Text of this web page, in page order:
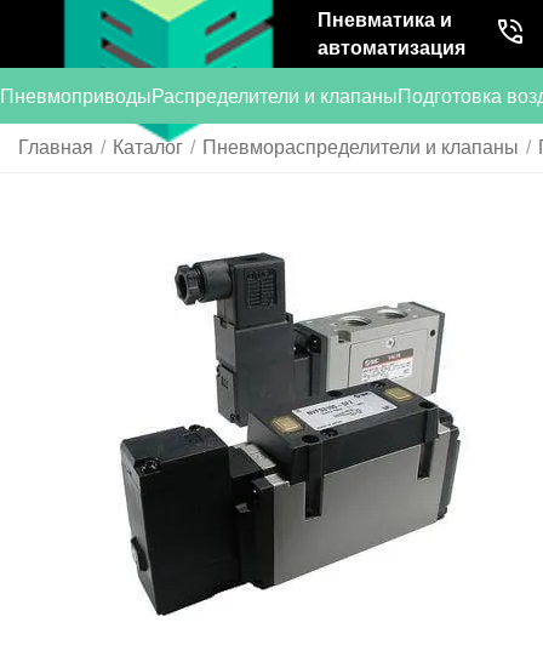
Пневматика и
автоматизация
ПневмоприводыРаспределители и клапаныПодготовка
Главная / Каталог / Пневмораспределители и клапаны /